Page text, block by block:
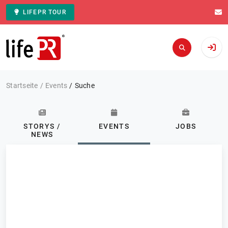
LIFEPR TOUR
Zur Startseite
Startseite Events Suche
STORYS /
NEWS
EVENTS JOBS